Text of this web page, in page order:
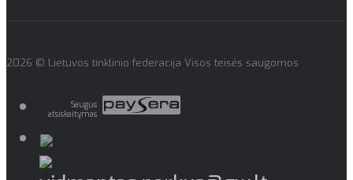
2026 © Lietuvos tinklinio federacija Visos teisės saugomos
Saugus
atsiskaitymas